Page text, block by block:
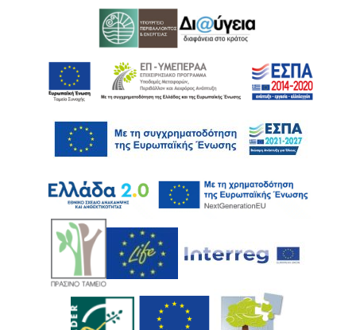
Ακολουθήστε μας